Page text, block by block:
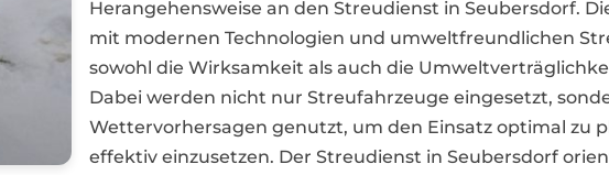
Herangehensweise an den Streudienst in Seubersdorf.
mit modernen Technologien und umweltfreundlichen
sowohl die Wirksamkeit als auch die
Dabei werden nicht nur Streufahrzeuge eingesetzt,
Wettervorhersagen genutzt, um den Einsatz optimal zu
effektiv einzusetzen. Der Streudienst in Seubersdorf